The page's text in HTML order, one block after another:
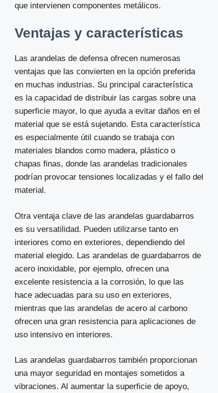
que intervienen componentes metálicos.
Ventajas y características
Las arandelas de defensa ofrecen numerosas
ventajas que las convierten en la opción preferida
en muchas industrias. Su principal característica
es la capacidad de distribuir las cargas sobre una
superficie mayor, lo que ayuda a evitar daños en el
material que se está sujetando. Esta característica
es especialmente útil cuando se trabaja con
materiales blandos como madera, plástico o
chapas finas, donde las arandelas tradicionales
podrían provocar tensiones localizadas y el fallo del
material.
Otra ventaja clave de las arandelas guardabarros
es su versatilidad. Pueden utilizarse tanto en
interiores como en exteriores, dependiendo del
material elegido. Las arandelas de guardabarros de
acero inoxidable, por ejemplo, ofrecen una
excelente resistencia a la corrosión, lo que las
hace adecuadas para su uso en exteriores,
mientras que las arandelas de acero al carbono
ofrecen una gran resistencia para aplicaciones de
uso intensivo en interiores.
Las arandelas guardabarros también proporcionan
una mayor seguridad en montajes sometidos a
vibraciones. Al aumentar la superficie de apoyo,